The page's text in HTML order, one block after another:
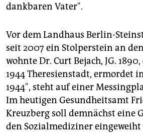
dankbaren Vater".
Vor dem Landhaus Berlin-
seit 2007 ein Stolperstein an
wohnte Dr. Curt Bejach, JG.
1944 Theresienstadt, ermordet
1944", steht auf einer
Im heutigen Gesundheitsamt
Kreuzberg soll demnächst eine
den Sozialmediziner eingeweiht